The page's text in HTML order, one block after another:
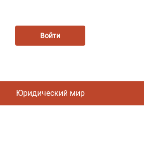
Войти
Юридический мир